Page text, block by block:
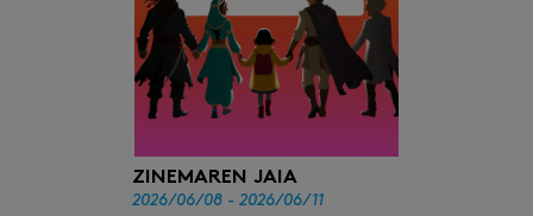
ZINEMAREN JAIA
2026/06/08 - 2026/06/11